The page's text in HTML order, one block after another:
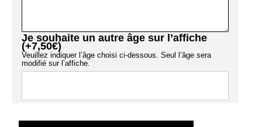
Je souhaite un autre âge sur l’affiche
(+7,50€)
Veuillez indiquer l’âge choisi ci-dessous. Seul l’âge sera
modifié sur l’affiche.